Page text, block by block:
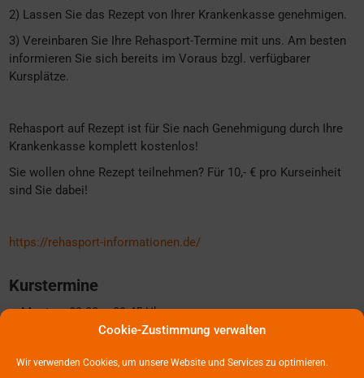
Cookie-Zustimmung verwalten
Wir verwenden Cookies, um unsere Website und Services zu optimieren.
2) Lassen Sie das Rezept von Ihrer Krankenkasse genehmigen.
3) Vereinbaren Sie Ihre Rehasport-Termine mit uns. Am besten
informieren Sie sich bereits im Voraus bzgl. verfügbarer
Kursplätze.
Rehasport auf Rezept ist für Sie nach Genehmigung durch Ihre
Krankenkasse komplett kostenlos!
Sie wollen ohne Rezept teilnehmen? Für 10,- € pro Kurseinheit
sind Sie dabei!
https://rehasport-informationen.de/
Kurstermine
Montag: 09:00 – 09:45 Uhr
Mittwoch: 17:00 – 17:45 Uhr